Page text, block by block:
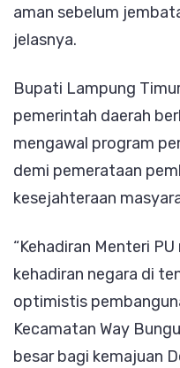
aman sebelum
jelasnya.
Bupati Lampung
pemerintah daerah
mengawal program
demi pemerataan
kesejahteraan
“Kehadiran Menteri
kehadiran negara di
optimistis
Kecamatan Way
besar bagi kemajuan